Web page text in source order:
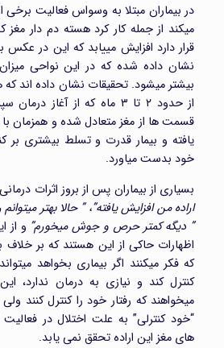
در بیماران مبتلا به وسواس فعالیت
میکند از جمله کار کرد هسته دم دار
قرار دارد افزایش مییابد که این در عکس
نشان داده شده که در این نواحی
بیشتر میشود. تحقیقات نشان داده اند
از حدود ۲ تا ۳ ماه که از
قسمت ها از مغز متعادل شده و همزمان
یافته و بیمار قدرت و تسلط بیشتری بر
خود بدست میاورد.
بسیاری از بیماران پس از بروز اثرات
اراده من افزایش یافته”، ” حالا بهتر میتوانم
” دیگه کمتر حرص و جوش میخورم” و از
اظهارات حاکی از این هستند که بر خلاف
که فکر میکنند اگر بیماری بخواهد
کنترل کند و نیازی به درمان ندارد،
میخواهند که رفتار خود را کنترل کنند
“خود کنترلی” به علت اختلال در
های مغز این اراده تحقق نمی یابد.